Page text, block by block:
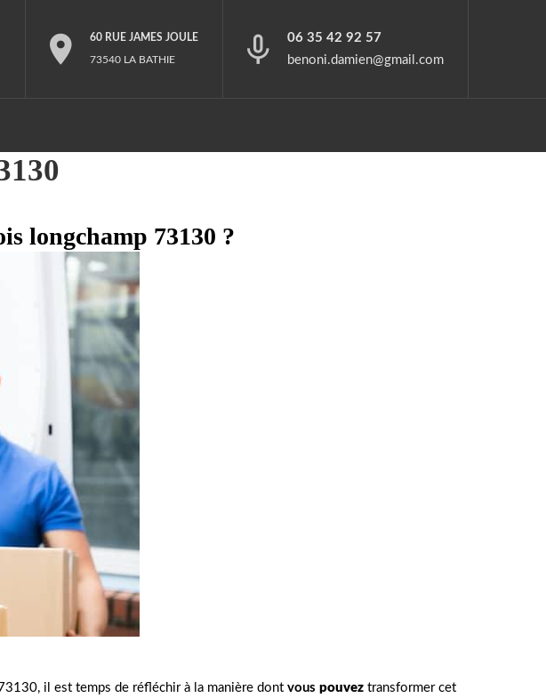
60 RUE JAMES JOULE
73540 LA BATHIE
06 35 42 92 57
benoni.damien@gmail.com
longchamp 73130 ?
il est temps de réfléchir à la manière dont vous pouvez transformer cet